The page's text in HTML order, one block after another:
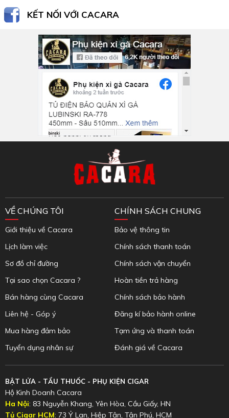
KẾT NỐI VỚI CACARA
VỀ CHÚNG TÔI
Giới thiệu về Cacara
Lịch làm việc
Sơ đồ chỉ đường
Tại sao chọn Cacara ?
Bán hàng cùng Cacara
Liên hệ - Góp ý
Mua hàng đảm bảo
Tuyển dụng nhân sự
CHÍNH SÁCH CHUNG
Bảo vệ thông tin
Chính sách thanh toán
Chính sách vận chuyển
Hoàn tiền trả hàng
Chính sách bảo hành
Đăng kí bảo hành online
Tạm ứng và thanh toán
Đánh giá về Cacara
BẬT LỬA - TẨU THUỐC - PHỤ KIỆN CIGAR
Hộ Kinh Doanh Cacara
Ha Nội: 83 Nguyễn Khang, Yên Hòa, Cầu Giấy, HN
Tủ Cigar HCM: 73 Ỷ Lan, Hiệp Tân, Tân Phú, HCM